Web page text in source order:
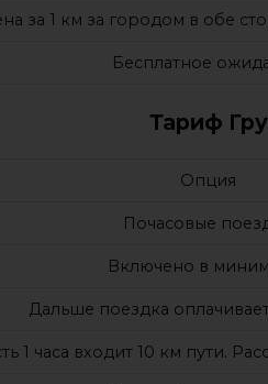
за 1 км за городом в обе
Бесплатное
Тариф
Опция
Почасовые
Включено в
Дальше поездка
1 часа входит 10 км пути.